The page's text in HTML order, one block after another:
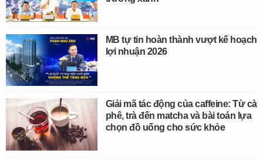
MB tự tin hoàn thành vượt kế hoạch
lợi nhuận 2026
Giải mã tác động của caffeine: Từ cà
phê, trà đến matcha và bài toán lựa
chọn đồ uống cho sức khỏe